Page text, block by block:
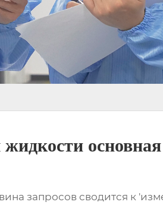
запросов сводится к